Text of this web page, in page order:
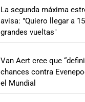
La segunda máxima
avisa: "Quiero llegar a
grandes vueltas"
Van Aert cree que
chances contra
el Mundial